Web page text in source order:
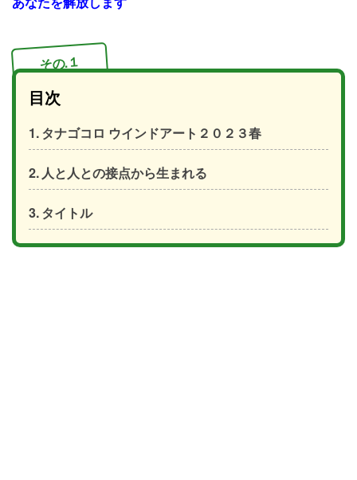
その.１
目次
タナゴコロ ウインドアート２０２３春
人と人との接点から生まれる
タイトル